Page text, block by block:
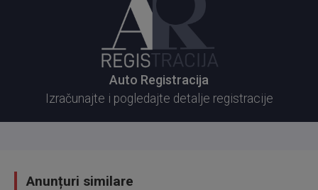
Auto Registracija
Izračunajte i pogledajte detalje registracije
Anunțuri similare